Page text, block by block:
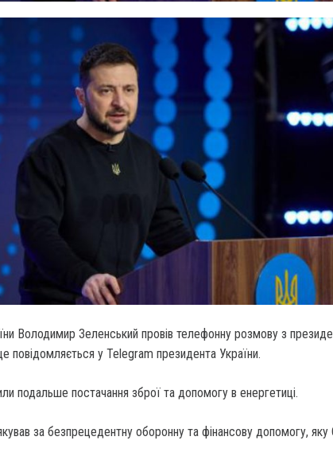
Володимир Зеленський провів телефонну розмову з
повідомляється у Telegram президента України.
подальше постачання зброї та допомогу в енергетиці.
за безпрецедентну оборонну та фінансову допомогу,